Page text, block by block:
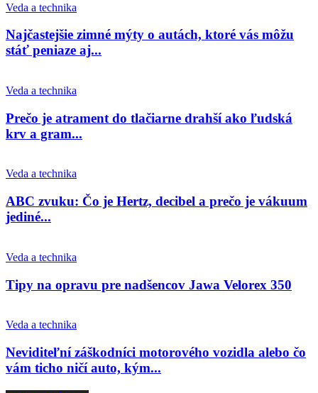
Veda a technika
Najčastejšie zimné mýty o autách, ktoré vás môžu
stáť peniaze aj...
Veda a technika
Prečo je atrament do tlačiarne drahší ako ľudská
krv a gram...
Veda a technika
ABC zvuku: Čo je Hertz, decibel a prečo je vákuum
jediné...
Veda a technika
Tipy na opravu pre nadšencov Jawa Velorex 350
Veda a technika
Neviditeľní záškodníci motorového vozidla alebo čo
vám ticho ničí auto, kým...